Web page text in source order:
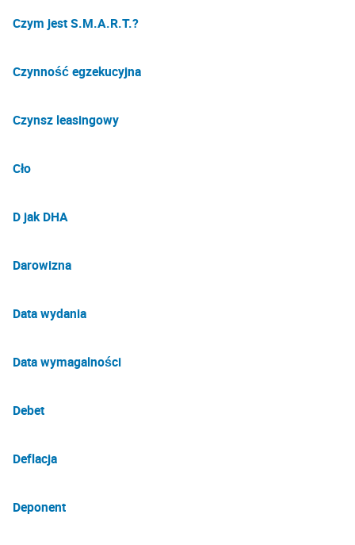
Czym jest S.M.A.R.T.?
Czynność egzekucyjna
Czynsz leasingowy
Cło
D jak DHA
Darowizna
Data wydania
Data wymagalności
Debet
Deflacja
Deponent